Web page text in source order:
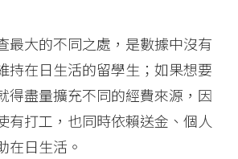
最大的不同之處，是數據中沒有
持在日生活的留學生；如果想要
得盡量擴充不同的經費來源，因
有打工，也同時依賴送金、個人
在日生活。